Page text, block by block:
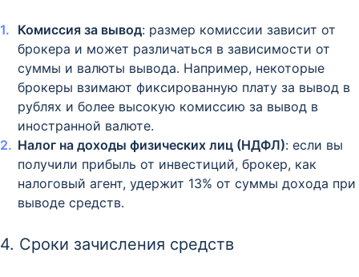
Комиссия за вывод: размер комиссии зависит от
брокера и может различаться в зависимости от
суммы и валюты вывода. Например, некоторые
брокеры взимают фиксированную плату за вывод в
рублях и более высокую комиссию за вывод в
иностранной валюте.
Налог на доходы физических лиц (НДФЛ): если вы
получили прибыль от инвестиций, брокер, как
налоговый агент, удержит 13% от суммы дохода при
выводе средств. ​
4. Сроки зачисления средств